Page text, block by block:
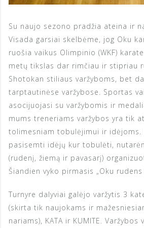
Su naujo sezono pradžia ateina ir
Visada garsiai skelbėme, jog Oku
ruošia vaikus Olimpinio (WKF)
metų tikslas dar rimčiau ir stipriau
Shotokan stiliaus varžyboms, bet
tarptautinėse varžybose. Sportas
asocijuojasi su varžybomis ir
mums treneriams varžybos yra tik
tolimesniam tobulėjimui ir idėjoms.
pasisemti idėjų kur tobulėti,
(rudenį, žiemą ir pavasarį)
Šiandien vyko pirmasis „Oku rudens
Turnyre dalyviai galėjo varžytis 3
(skirta tik naujokams ir
nariams), KATA ir KUMITE. Varžybos